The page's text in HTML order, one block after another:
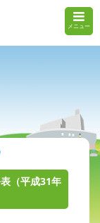
メニュー
（平成31年